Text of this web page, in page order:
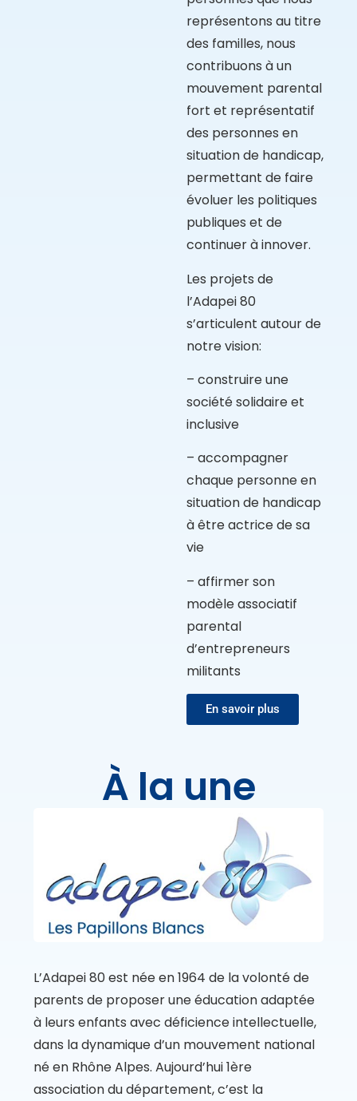
représentons au titre
des familles, nous
contribuons à un
mouvement parental
fort et représentatif
des personnes en
situation de handicap,
permettant de faire
évoluer les politiques
publiques et de
continuer à innover.
Les projets de
l’Adapei 80
s’articulent autour de
notre vision:
– construire une
société solidaire et
inclusive
– accompagner
chaque personne en
situation de handicap
à être actrice de sa
vie
– affirmer son
modèle associatif
parental
d’entrepreneurs
militants
En savoir plus
À la une
L’Adapei 80 est née en 1964 de la volonté de
parents de proposer une éducation adaptée
à leurs enfants avec déficience intellectuelle,
dans la dynamique d’un mouvement national
né en Rhône Alpes. Aujourd’hui 1ère
association du département, c’est la